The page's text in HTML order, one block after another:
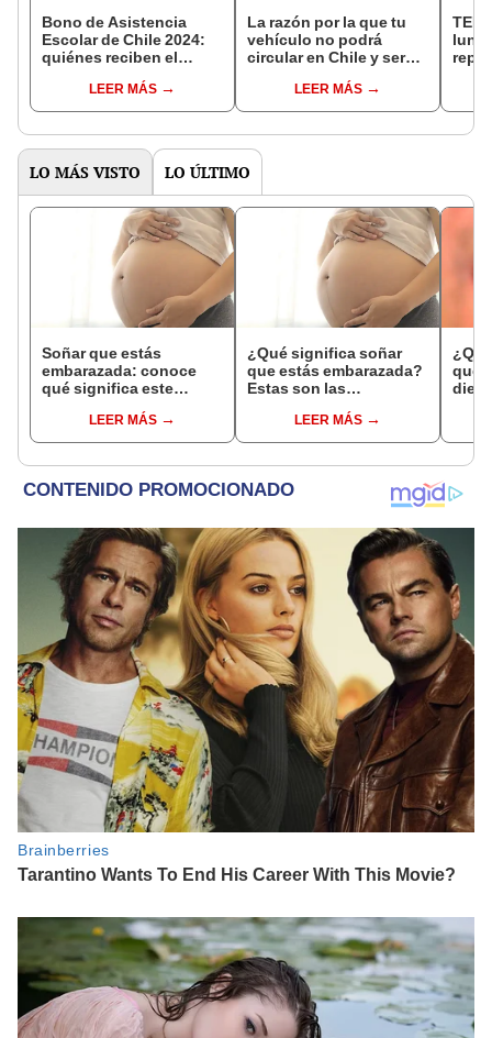
Bono de Asistencia
Escolar de Chile 2024:
quiénes reciben el
cómo se paga
LEER MÁS
La razón por la que tu
vehículo no podrá
circular en Chile y será
carabineros: multa
alcanza los $5.000.000
LEER MÁS
LO MÁS VISTO LO ÚLTIMO
Soñar que estás
embarazada: conoce
qué significa este
LEER MÁS
¿Qué significa soñar
que estás embarazada?
Estas son las
comunesLEER MÁS
que